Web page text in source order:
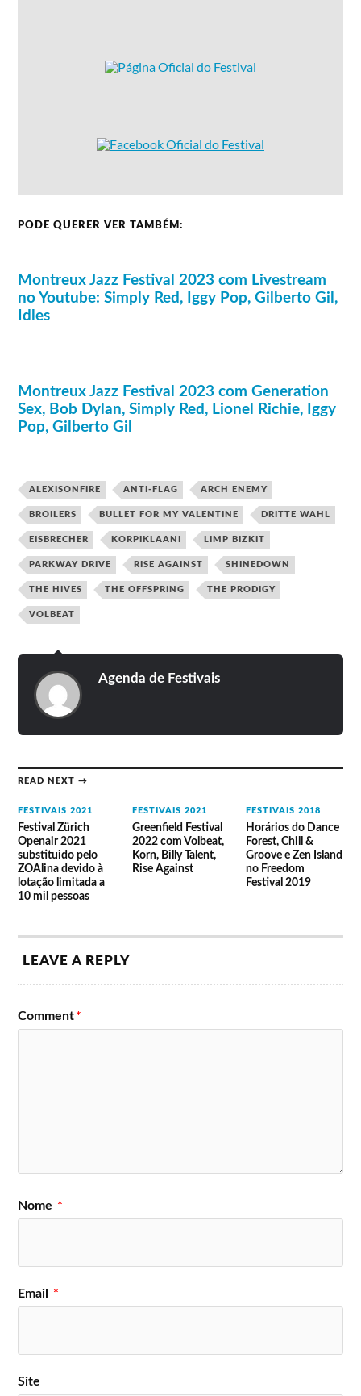
PODE QUERER VER TAMBÉM:
Montreux Jazz Festival 2023 com Livestream
no Youtube: Simply Red, Iggy Pop, Gilberto Gil,
Idles
Montreux Jazz Festival 2023 com Generation
Sex, Bob Dylan, Simply Red, Lionel Richie, Iggy
Pop, Gilberto Gil
ALEXISONFIRE ANTI-FLAG ARCH ENEMY
BROILERS BULLET FOR MY VALENTINE DRITTE WAHL
EISBRECHER KORPIKLAANI LIMP BIZKIT
PARKWAY DRIVE RISE AGAINST SHINEDOWN
THE HIVES THE OFFSPRING THE PRODIGY
VOLBEAT
Agenda de Festivais
READ NEXT →
FESTIVAIS 2021
Festival Zürich
Openair 2021
substituido pelo
ZOAlina devido à
lotação limitada a
10 mil pessoas
FESTIVAIS 2021
Greenfield Festival
2022 com Volbeat,
Korn, Billy Talent,
Rise Against
FESTIVAIS 2018
Horários do Dance
Forest, Chill &
Groove e Zen Island
no Freedom
Festival 2019
LEAVE A REPLY
Comment*
Nome *
Email *
Site